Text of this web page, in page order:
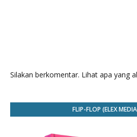
Silakan berkomentar. Lihat apa yang
FLIP-FLOP (ELEX